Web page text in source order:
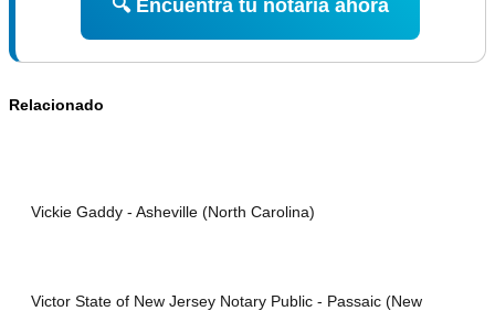
🔍 Encuentra tu notaría ahora
Relacionado
Vickie Gaddy - Asheville (North Carolina)
Victor State of New Jersey Notary Public - Passaic (New